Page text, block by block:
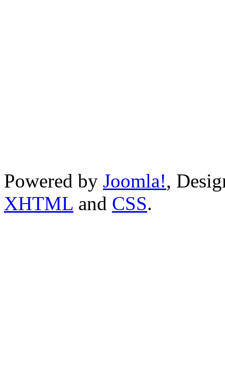
Powered by Joomla!,
XHTML and CSS.